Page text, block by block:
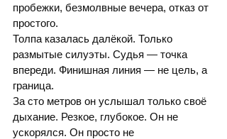
пробежки, безмолвные вечера, отказ от
простого.
Толпа казалась далёкой. Только
размытые силуэты. Судья — точка
впереди. Финишная линия — не цель, а
граница.
За сто метров он услышал только своё
дыхание. Резкое, глубокое. Он не
ускорялся. Он просто не